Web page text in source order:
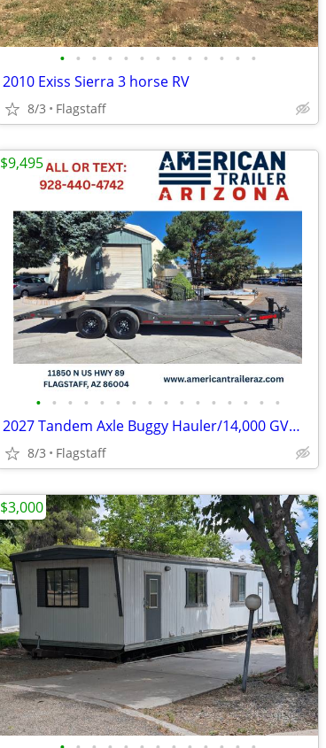
• • • • • • • • • • • • •
2010 Exiss Sierra 3 horse RV
8/3 Flagstaff
• • • • • • • • • • • • • • • •
2027 Tandem Axle Buggy Hauler/14,000 GVWR/102"X20' M-144841
8/3 Flagstaff
$9,495
$3,000